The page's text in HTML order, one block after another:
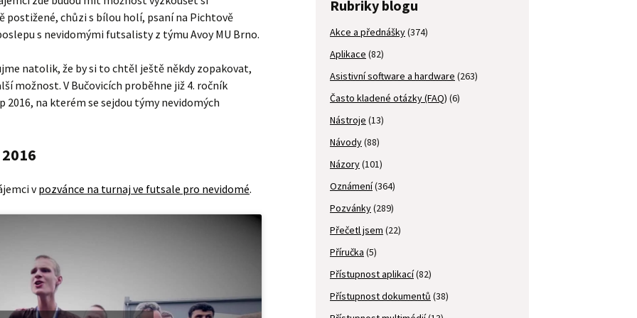
postižené, chůzi s bílou holí, psaní na Pichtově
s nevidomými futsalisty z týmu Avoy MU Brno.
natolik, že by si to chtěl ještě někdy zopakovat,
možnost. V Bučovicích proběhne již 4. ročník
na kterém se sejdou týmy nevidomých
vpozvánce na turnaj ve futsale pro nevidomé.
Rubriky blogu
Akce a přednášky(374)
Aplikace (82)
Asistivní software a hardware (263)
Často kladené otázky (FAQ) (6)
Nástroje (13)
Návody(88)
Názory(101)
Oznámení(364)
Pozvánky(289)
Přečetl jsem (22)
Příručka (5)
Přístupnost aplikací(82)
Přístupnost dokumentů (38)